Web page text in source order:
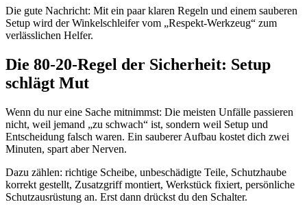
Die gute Nachricht: Mit ein paar klaren Regeln und einem sauberen
Setup wird der Winkelschleifer vom „Respekt-Werkzeug“ zum
verlässlichen Helfer.
Die 80-20-Regel der Sicherheit: Setup
schlägt Mut
Wenn du nur eine Sache mitnimmst: Die meisten Unfälle passieren
nicht, weil jemand „zu schwach“ ist, sondern weil Setup und
Entscheidung falsch waren. Ein sauberer Aufbau kostet dich zwei
Minuten, spart aber Nerven.
Dazu zählen: richtige Scheibe, unbeschädigte Teile, Schutzhaube
korrekt gestellt, Zusatzgriff montiert, Werkstück fixiert, persönliche
Schutzausrüstung an. Erst dann drückst du den Schalter.